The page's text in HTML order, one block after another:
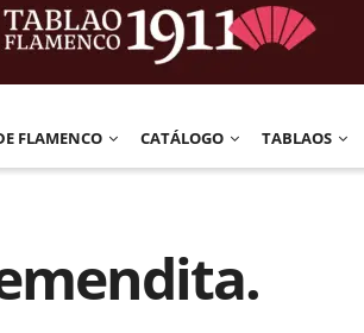
FLAMENCO CATÁLOGO TABLAOS